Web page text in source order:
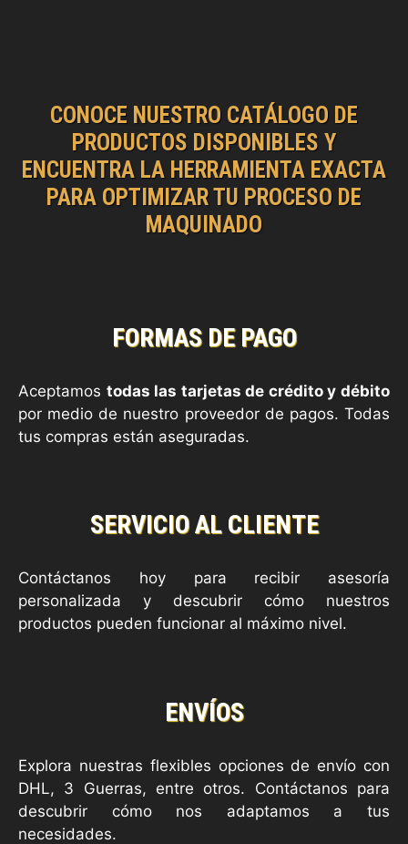
CONOCE NUESTRO CATÁLOGO DE
PRODUCTOS DISPONIBLES Y
ENCUENTRA LA HERRAMIENTA EXACTA
PARA OPTIMIZAR TU PROCESO DE
MAQUINADO
FORMAS DE PAGO
Aceptamos todas las tarjetas de crédito y débito
por medio de nuestro proveedor de pagos. Todas
tus compras están aseguradas.
SERVICIO AL CLIENTE
Contáctanos hoy para recibir asesoría
personalizada y descubrir cómo nuestros
productos pueden funcionar al máximo nivel.
ENVÍOS
Explora nuestras flexibles opciones de envío con
DHL, 3 Guerras, entre otros. Contáctanos para
descubrir cómo nos adaptamos a tus
necesidades.